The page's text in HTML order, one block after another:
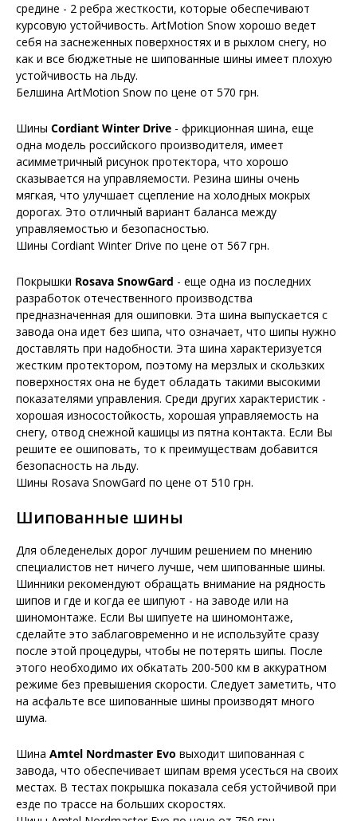
средине - 2 ребра жесткости, которые обеспечивают
курсовую устойчивость. ArtMotion Snow хорошо ведет
себя на заснеженных поверхностях и в рыхлом снегу, но
как и все бюджетные не шипованные шины имеет плохую
устойчивость на льду.
Белшина ArtMotion Snow по цене от 570 грн.
Шины Cordiant Winter Drive - фрикционная шина, еще
одна модель российского производителя, имеет
асимметричный рисунок протектора, что хорошо
сказывается на управляемости. Резина шины очень
мягкая, что улучшает сцепление на холодных мокрых
дорогах. Это отличный вариант баланса между
управляемостью и безопасностью.
Шины Cordiant Winter Drive по цене от 567 грн.
Покрышки Rosava SnowGard - еще одна из последних
разработок отечественного производства
предназначенная для ошиповки. Эта шина выпускается с
завода она идет без шипа, что означает, что шипы нужно
доставлять при надобности. Эта шина характеризуется
жестким протектором, поэтому на мерзлых и скользких
поверхностях она не будет обладать такими высокими
показателями управления. Среди других характеристик -
хорошая износостойкость, хорошая управляемость на
снегу, отвод снежной кашицы из пятна контакта. Если Вы
решите ее ошиповать, то к преимуществам добавится
безопасность на льду.
Шины Rosava SnowGard по цене от 510 грн.
Шипованные шины
Для обледенелых дорог лучшим решением по мнению
специалистов нет ничего лучше, чем шипованные шины.
Шинники рекомендуют обращать внимание на рядность
шипов и где и когда ее шипуют - на заводе или на
шиномонтаже. Если Вы шипуете на шиномонтаже,
сделайте это заблаговременно и не используйте сразу
после этой процедуры, чтобы не потерять шипы. После
этого необходимо их обкатать 200-500 км в аккуратном
режиме без превышения скорости. Следует заметить, что
на асфальте все шипованные шины производят много
шума.
Шина Amtel Nordmaster Evo выходит шипованная с
завода, что обеспечивает шипам время усесться на своих
местах. В тестах покрышка показала себя устойчивой при
езде по трассе на больших скоростях.